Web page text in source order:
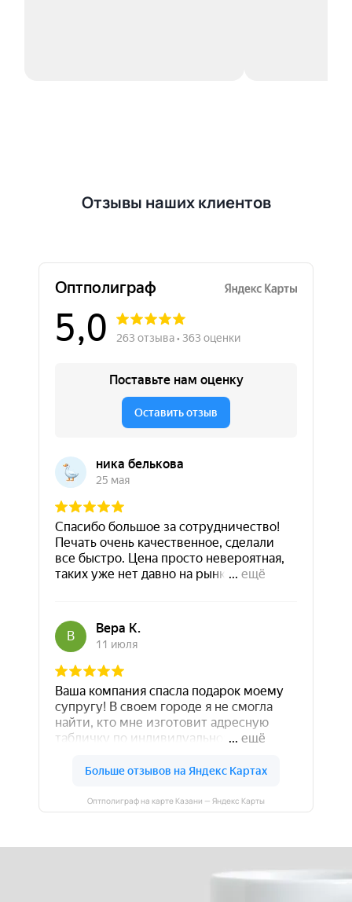
Отзывы наших клиентов
Оптполиграф на карте Казани — Яндекс Карты